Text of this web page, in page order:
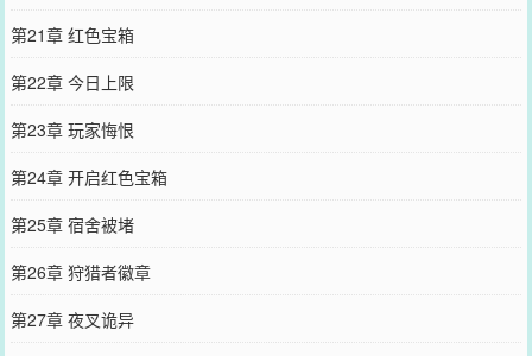
第21章 红色宝箱
第22章 今日上限
第23章 玩家悔恨
第24章 开启红色宝箱
第25章 宿舍被堵
第26章 狩猎者徽章
第27章 夜叉诡异